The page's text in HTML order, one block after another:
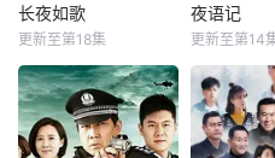
长夜如歌
更新至第18集
夜语记
更新至第14